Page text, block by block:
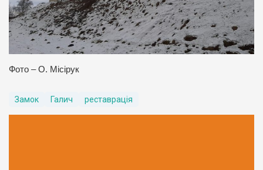
Фото – О. Місірук
Замок Галич реставрація